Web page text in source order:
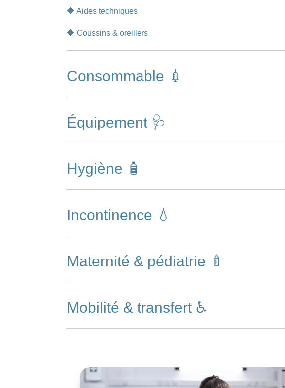
🔷 Aides techniques
🔷 Coussins & oreillers
Consommable 💉
Équipement 🩺
Hygiène 🧴
Incontinence 💧
Maternité & pédiatrie 🍼
Mobilité & transfert ♿